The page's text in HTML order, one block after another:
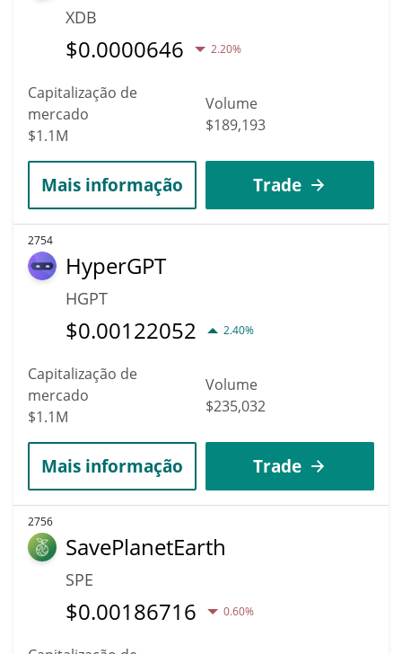
XDB
$0.0000646 2.20%
Capitalização de
mercado
$1.1M
Volume
$189,193
Mais informação Trade
2754
HyperGPT
HGPT
$0.00122052 2.40%
Capitalização de
mercado
$1.1M
Volume
$235,032
Mais informação Trade
2756
SavePlanetEarth
SPE
$0.00186716 0.60%